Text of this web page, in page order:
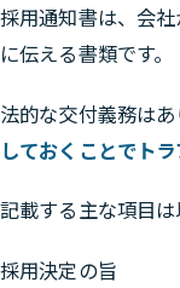
採用通知書は、会
に伝える書類です。
法的な交付義務はあ
しておくことでト
記載する主な項目は
採用決定の旨